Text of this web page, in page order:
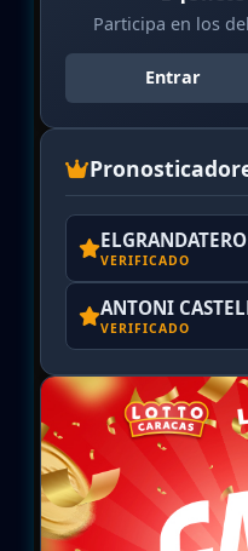
Participa en los
Entrar
VERIFICADO
ANTONI
VERIFICADO